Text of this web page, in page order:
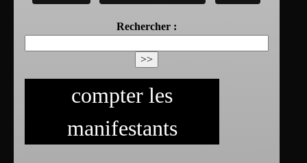
Rechercher :
compter les
manifestants